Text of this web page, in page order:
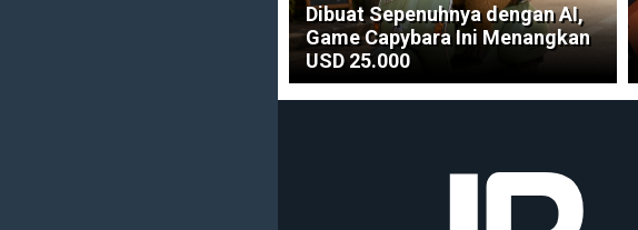
Dibuat Sepenuhnya dengan AI,
Game Capybara Ini Menangkan
USD 25.000